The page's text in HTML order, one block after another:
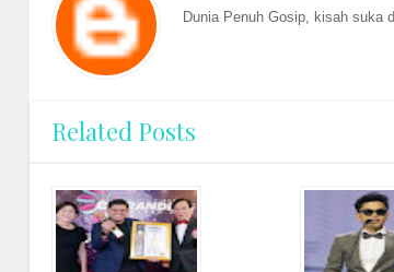
Dunia Penuh Gosip, kisah suka
Related Posts